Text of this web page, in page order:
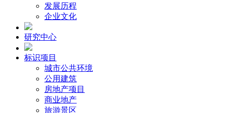
发展历程
企业文化
研究中心
标识项目
城市公共环境
公用建筑
房地产项目
商业地产
旅游景区